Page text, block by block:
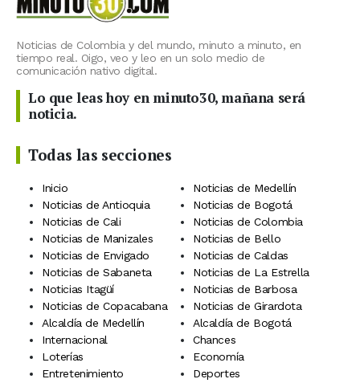
Noticias de Colombia y del mundo, minuto a minuto, en
tiempo real. Oigo, veo y leo en un solo medio de
comunicación nativo digital.
Lo que leas hoy en minuto30, mañana será
noticia.
Todas las secciones
Inicio
Noticias de Medellín
Noticias de Antioquia
Noticias de Bogotá
Noticias de Cali
Noticias de Colombia
Noticias de Manizales
Noticias de Bello
Noticias de Envigado
Noticias de Caldas
Noticias de Sabaneta
Noticias de La Estrella
Noticias Itagüí
Noticias de Barbosa
Noticias de Copacabana
Noticias de Girardota
Alcaldía de Medellín
Alcaldía de Bogotá
Internacional
Chances
Loterías
Economía
Entretenimiento
Deportes